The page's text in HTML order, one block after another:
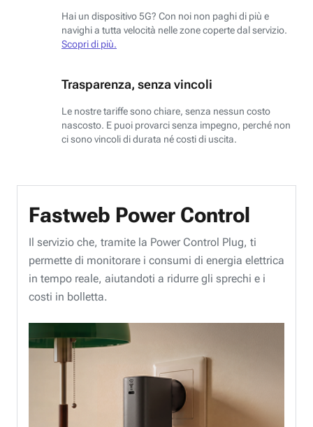
Hai un dispositivo 5G? Con noi non paghi di più e
navighi a tutta velocità nelle zone coperte dal servizio.
Scopri di più.
Trasparenza, senza vincoli
Le nostre tariffe sono chiare, senza nessun costo
nascosto. E puoi provarci senza impegno, perché non
ci sono vincoli di durata né costi di uscita.
Fastweb Power Control
Il servizio che, tramite la Power Control Plug, ti
permette di monitorare i consumi di energia elettrica
in tempo reale, aiutandoti a ridurre gli sprechi e i
costi in bolletta.